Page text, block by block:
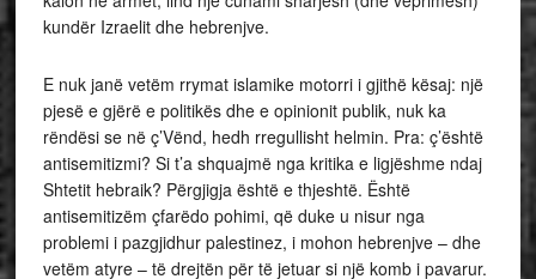
kundër Izraelit dhe hebrenjve.
E nuk janë vetëm rrymat islamike motorri i gjithë kësaj: një
pjesë e gjërë e politikës dhe e opinionit publik, nuk ka
rëndësi se në ç’Vënd, hedh rregullisht helmin. Pra: ç’është
antisemitizmi? Si t’a shquajmë nga kritika e ligjëshme ndaj
Shtetit hebraik? Përgjigja është e thjeshtë. Është
antisemitizëm çfarëdo pohimi, që duke u nisur nga
problemi i pazgjidhur palestinez, i mohon hebrenjve – dhe
vetëm atyre – të drejtën për të jetuar si një komb i pavarur.